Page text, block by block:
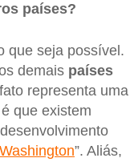
países?
que seja possível.
demais países
representa uma
que existem
”. Aliás,